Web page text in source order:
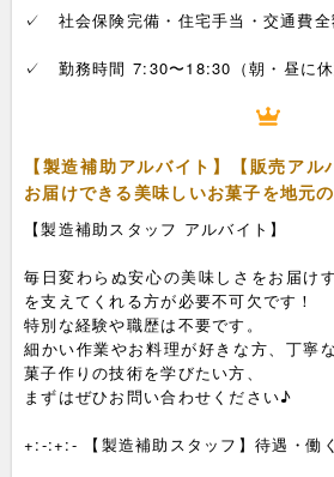
✓ 社会保険完備・住宅手当・交通費全
✓ 勤務時間 7:30〜18:30（朝・昼に休
【製造補助アルバイト】【販売ア
お届けできる美味しいお菓子を地元の
【製造補助スタッフ アルバイト】
毎日変わらぬ安心の美味しさをお届け
を支えてくれる方が必要不可欠です！
特別な経験や職歴は不要です。
細かい作業やお料理が好きな方、丁寧
菓子作りの技術を学びたい方、
まずはぜひお問い合わせください♪
+:-:+:- 【製造補助スタッフ】待遇・働